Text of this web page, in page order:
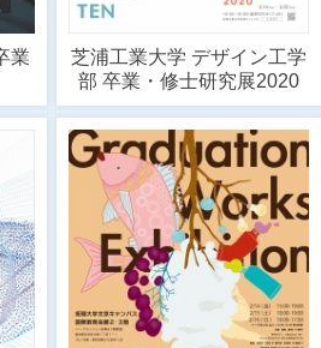
業
芝浦工業大学 デザイン工学
部 卒業・修士研究展2020